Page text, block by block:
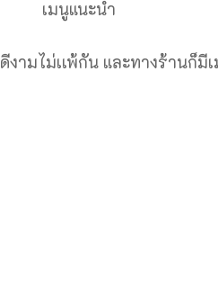
เมนูแนะนำ
ามไม่เเพ้กัน และทางร้านก็มี